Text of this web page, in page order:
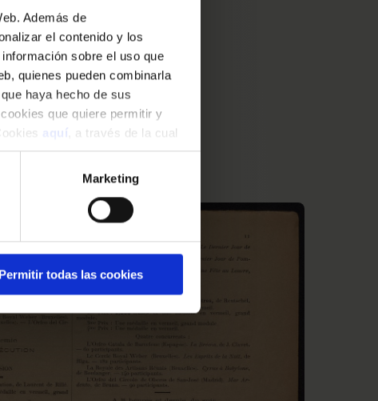
Además de
el contenido y los
sobre el uso que
quienes pueden combinarla
haya hecho de sus
que quiere permitir y
aquí
, a través de la cual
Marketing
Permitir todas las cookies